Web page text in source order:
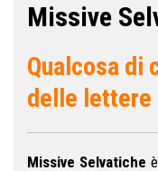
Missive
Qualcosa di
delle lettere
Missive Selvatiche